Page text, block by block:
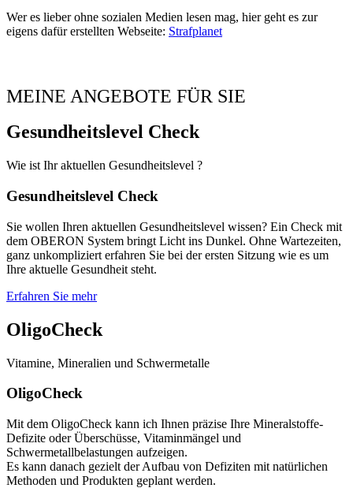
Wer es lieber ohne sozialen Medien lesen mag, hier geht es zur
eigens dafür erstellten Webseite: Strafplanet
MEINE ANGEBOTE FÜR SIE
Gesundheitslevel Check
Wie ist Ihr aktuellen Gesundheitslevel ?
Gesundheitslevel Check
Sie wollen Ihren aktuellen Gesundheitslevel wissen? Ein Check mit
dem OBERON System bringt Licht ins Dunkel. Ohne Wartezeiten,
ganz unkompliziert erfahren Sie bei der ersten Sitzung wie es um
Ihre aktuelle Gesundheit steht.
Erfahren Sie mehr
OligoCheck
Vitamine, Mineralien und Schwermetalle
OligoCheck
Mit dem OligoCheck kann ich Ihnen präzise Ihre Mineralstoffe-
Defizite oder Überschüsse, Vitaminmängel und
Schwermetallbelastungen aufzeigen.
Es kann danach gezielt der Aufbau von Defiziten mit natürlichen
Methoden und Produkten geplant werden.